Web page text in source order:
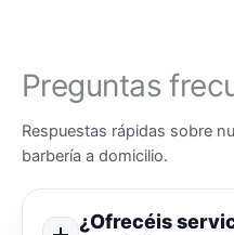
Preguntas
Respuestas rápidas sobre
barbería a domicilio.
¿Ofrecéis